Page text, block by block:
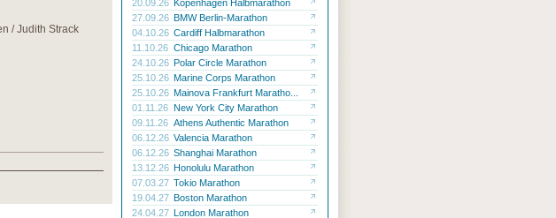
/ Judith Strack
20.09.26 Kopenhagen Halbmarathon
27.09.26 BMW Berlin-Marathon
04.10.26 Cardiff Halbmarathon
11.10.26 Chicago Marathon
24.10.26 Polar Circle Marathon
25.10.26 Marine Corps Marathon
25.10.26 Mainova Frankfurt Maratho...
01.11.26 New York City Marathon
09.11.26 Athens Authentic Marathon
06.12.26 Valencia Marathon
06.12.26 Shanghai Marathon
13.12.26 Honolulu Marathon
07.03.27 Tokio Marathon
19.04.27 Boston Marathon
24.04.27 London Marathon